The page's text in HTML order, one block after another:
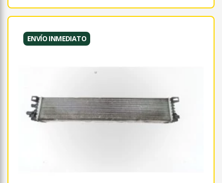
ENVÍO INMEDIATO